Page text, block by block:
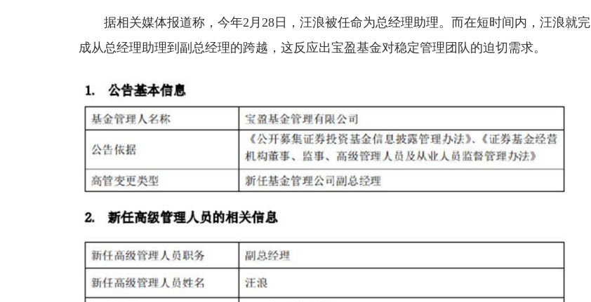
据相关媒体报道称，今年2月28日，汪浪被任命为总经理助理。而在短时间内，汪浪就完
成从总经理助理到副总经理的跨越，这反应出宝盈基金对稳定管理团队的迫切需求。